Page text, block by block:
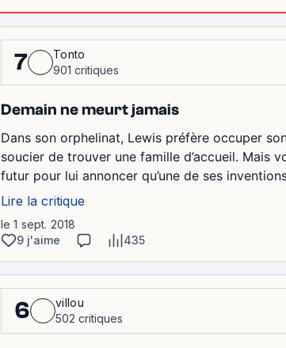
7
Tonto
901 critiques
Demain ne meurt jamais
Dans son orphelinat, Lewis préfère occuper
soucier de trouver une famille d’accueil. Mais
futur pour lui annoncer qu’une de ses
Lire la critique
le 1 sept. 2018
9 j'aime
435
6
villou
502 critiques